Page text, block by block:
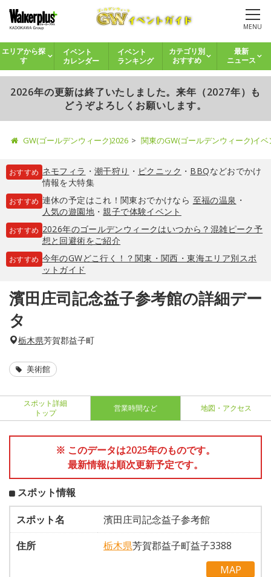
MENU
エリアから探
す
イベント
カレンダー
イベント
ランキング
カテゴリ別
おすすめ
最新
ニュース
2026年の更新は終了いたしました。来年（2027年）も
どうぞよろしくお願いします。
GW(ゴールデンウィーク)2026 関東のGW(ゴールデンウィーク)イ
おすすめ ネモフィラ ・ 潮干狩り ・ ピクニック ・ BBQなどおでかけ
情報を大特集
おすすめ 連休の予定はこれ！関東おでかけなら 至福の温泉 ・
人気の遊園地・親子で体験イベント
おすすめ 2026年のゴールデンウィークはいつから？混雑ピーク予
想と回避術をご紹介
おすすめ 今年のGWどこ行く！？関東・関西・東海エリア別スポ
ットガイド
濱田庄司記念益子参考館の詳細デー
タ
栃木県芳賀郡益子町
美術館
スポット詳細
トップ
営業時間など 地図・アクセス
※ このデータは2025年のものです。
最新情報は順次更新予定です。
スポット情報
スポット名
濱田庄司記念益子参考館
住所
栃木県芳賀郡益子町益子3388
MAP